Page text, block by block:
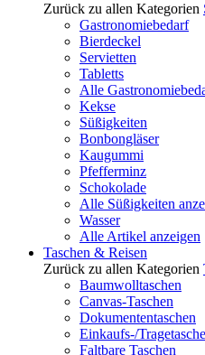
Zurück zu allen Kategorien
Gastronomiebedarf
Bierdeckel
Servietten
Tabletts
Alle
Kekse
Süßigkeiten
Bonbongläser
Kaugummi
Pfefferminz
Schokolade
Alle Süßigkeiten
Wasser
Alle Artikel anzeigen
Taschen & Reisen
Zurück zu allen Kategorien
Baumwolltaschen
Canvas-Taschen
Dokumententaschen
Einkaufs-/
Faltbare Taschen